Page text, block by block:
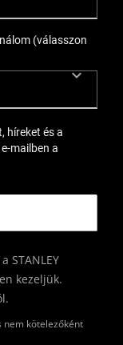
nem kötelezőként
(válasszon
híreket és a
mailben a
STANLEY
kezeljük.